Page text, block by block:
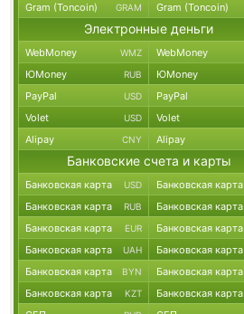
Gram (Toncoin) GRAM Gram (Toncoin)
Электронные деньги
WebMoney WMZ WebMoney
ЮMoney RUB ЮMoney
PayPal USD PayPal
Volet USD Volet
Alipay CNY Alipay
Банковские счета и карты
Банковская карта USD Банковская карта
Банковская карта RUB Банковская карта
Банковская карта EUR Банковская карта
Банковская карта UAH Банковская карта
Банковская карта BYN Банковская карта
Банковская карта KZT Банковская карта